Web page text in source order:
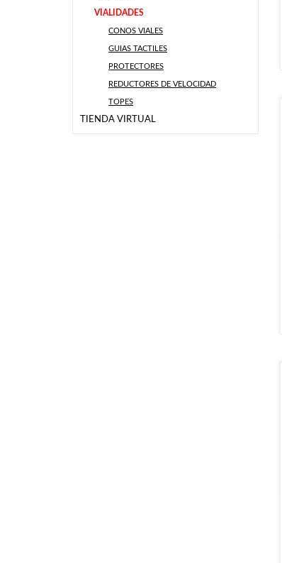
VIALIDADES
CONOS VIALES
GUIAS TACTILES
PROTECTORES
REDUCTORES DE VELOCIDAD
TOPES
TIENDA VIRTUAL